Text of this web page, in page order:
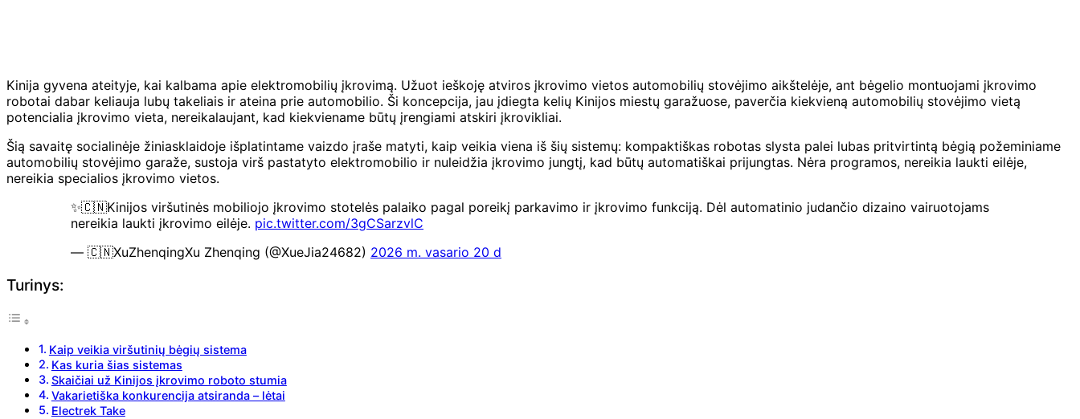
Kinija gyvena ateityje, kai kalbama apie elektromobilių įkrovimą. Užuot ieškoję atviros įkrovimo vietos automobilių stovėjimo aikštelėje, ant bėgelio montuojami įkrovimo
robotai dabar keliauja lubų takeliais ir ateina prie automobilio. Ši koncepcija, jau įdiegta kelių Kinijos miestų garažuose, paverčia kiekvieną automobilių stovėjimo vietą
potencialia įkrovimo vieta, nereikalaujant, kad kiekviename būtų įrengiami atskiri įkrovikliai.
Šią savaitę socialinėje žiniasklaidoje išplatintame vaizdo įraše matyti, kaip veikia viena iš šių sistemų: kompaktiškas robotas slysta palei lubas pritvirtintą bėgią požeminiame
automobilių stovėjimo garaže, sustoja virš pastatyto elektromobilio ir nuleidžia įkrovimo jungtį, kad būtų automatiškai prijungtas. Nėra programos, nereikia laukti eilėje,
nereikia specialios įkrovimo vietos.
✨🇨🇳Kinijos viršutinės mobiliojo įkrovimo stotelės palaiko pagal poreikį parkavimo ir įkrovimo funkciją. Dėl automatinio judančio dizaino vairuotojams
nereikia laukti įkrovimo eilėje. pic.twitter.com/3gCSarzvlC
— 🇨🇳XuZhenqingXu Zhenqing (@XueJia24682) 2026 m. vasario 20 d
Turinys:
Kaip veikia viršutinių bėgių sistema
Kas kuria šias sistemas
Skaičiai už Kinijos įkrovimo roboto stumia
Vakarietiška konkurencija atsiranda – lėtai
Electrek Take